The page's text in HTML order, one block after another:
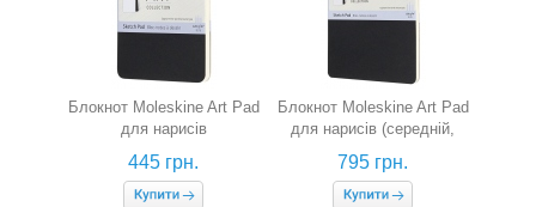
Блокнот Moleskine Art Pad
для нарисів
(кишеньковий, чорний)
445 грн.
Блокнот Moleskine Art Pad
для нарисів (середній,
чорний)
795 грн.